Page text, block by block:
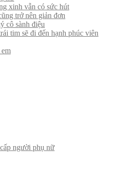
xinh vẫn có sức hút
trở nên giản đơn
cô sành điệu
tim sẽ đi đến hạnh phúc viên
người phụ nữ